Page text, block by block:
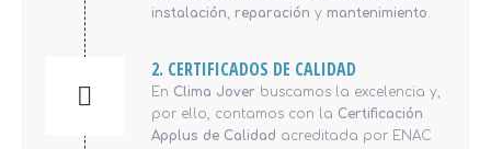
instalación, reparación y mantenimiento.
2. CERTIFICADOS DE CALIDAD
En Clima Jover buscamos la excelencia y,
por ello, contamos con la Certificación
Applus de Calidad acreditada por ENAC